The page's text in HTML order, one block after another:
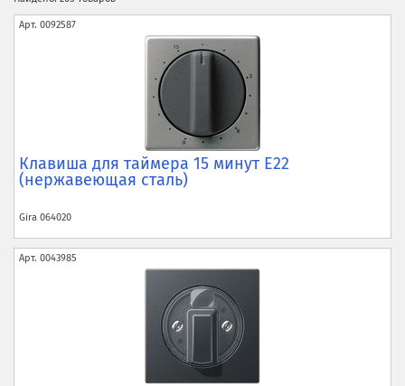
Арт. 0092587
Клавиша для таймера 15 минут E22
(нержавеющая сталь)
Gira 064020
Арт. 0043985